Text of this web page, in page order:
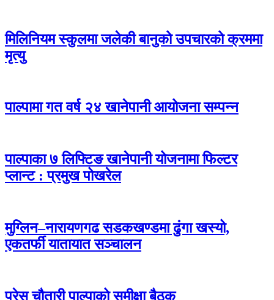
मिलिनियम स्कुलमा जलेकी बानुको उपचारको क्रममा
मृत्यु
पाल्पामा गत वर्ष २४ खानेपानी आयोजना सम्पन्न
पाल्पाका ७ लिफ्टिङ खानेपानी योजनामा फिल्टर
प्लान्ट : प्रमुख पोखरेल
मुग्लिन–नारायणगढ सडकखण्डमा ढुंगा खस्यो,
एकतर्फी यातायात सञ्चालन
प्रेस चौतारी पाल्पाको समीक्षा बैठक